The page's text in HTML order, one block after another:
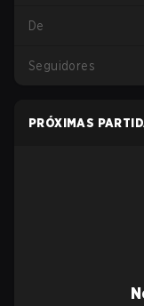
De
Seguidores
PRÓXIMAS